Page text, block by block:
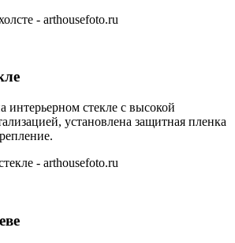
интерьерном стекле с высокой
установлена защитная пленка